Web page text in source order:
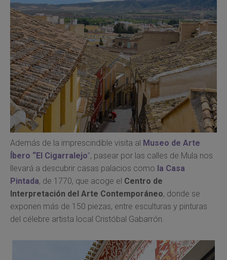
Además de la imprescindible visita al Museo de Arte
Íbero “El Cigarralejo”, pasear por las calles de Mula nos
llevará a descubrir casas palacios como la Casa
Pintada, de 1770, que acoge el Centro de
Interpretación del Arte Contemporáneo, donde se
exponen más de 150 piezas, entre esculturas y pinturas
del célebre artista local Cristóbal Gabarrón.